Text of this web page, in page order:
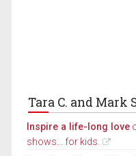
Tara C. and Mark
Inspire a life-long love
shows... for kids.